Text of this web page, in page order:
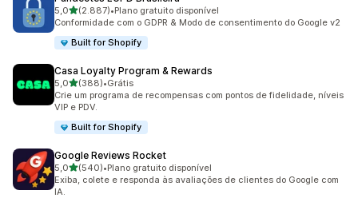
5,0de 5 estrelas
(2.887)
2887 avaliações ao todo
•Plano gratuito disponível
Conformidade com o GDPR & Modo de consentimento do Google v2
Built for Shopify
Casa Loyalty Program & Rewards
5,0de 5 estrelas
(388)
388 avaliações ao todo
•Grátis
Crie um programa de recompensas com pontos de fidelidade, níveis
VIP e PDV.
Built for Shopify
Google Reviews Rocket
5,0de 5 estrelas
(540)
540 avaliações ao todo
•Plano gratuito disponível
Exiba, colete e responda às avaliações de clientes do Google com
IA.